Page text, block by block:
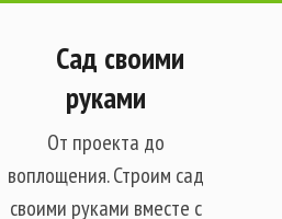
Сад своими
руками
От проекта до
воплощения. Строим сад
своими руками вместе с